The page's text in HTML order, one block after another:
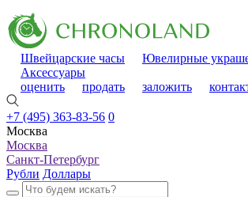
Швейцарские часы
Ювелирные
Аксессуары
оценить
продать заложить
+7 (495) 363-83-56 0
Москва
Москва
Санкт-Петербург
Рубли Доллары